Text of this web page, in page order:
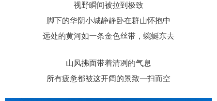
视野瞬间被拉到极致
脚下的华阴小城静静卧在群山怀抱中
远处的黄河如一条金色丝带，蜿蜒东去
山风拂面带着清冽的气息
所有疲惫都被这开阔的景致一扫而空